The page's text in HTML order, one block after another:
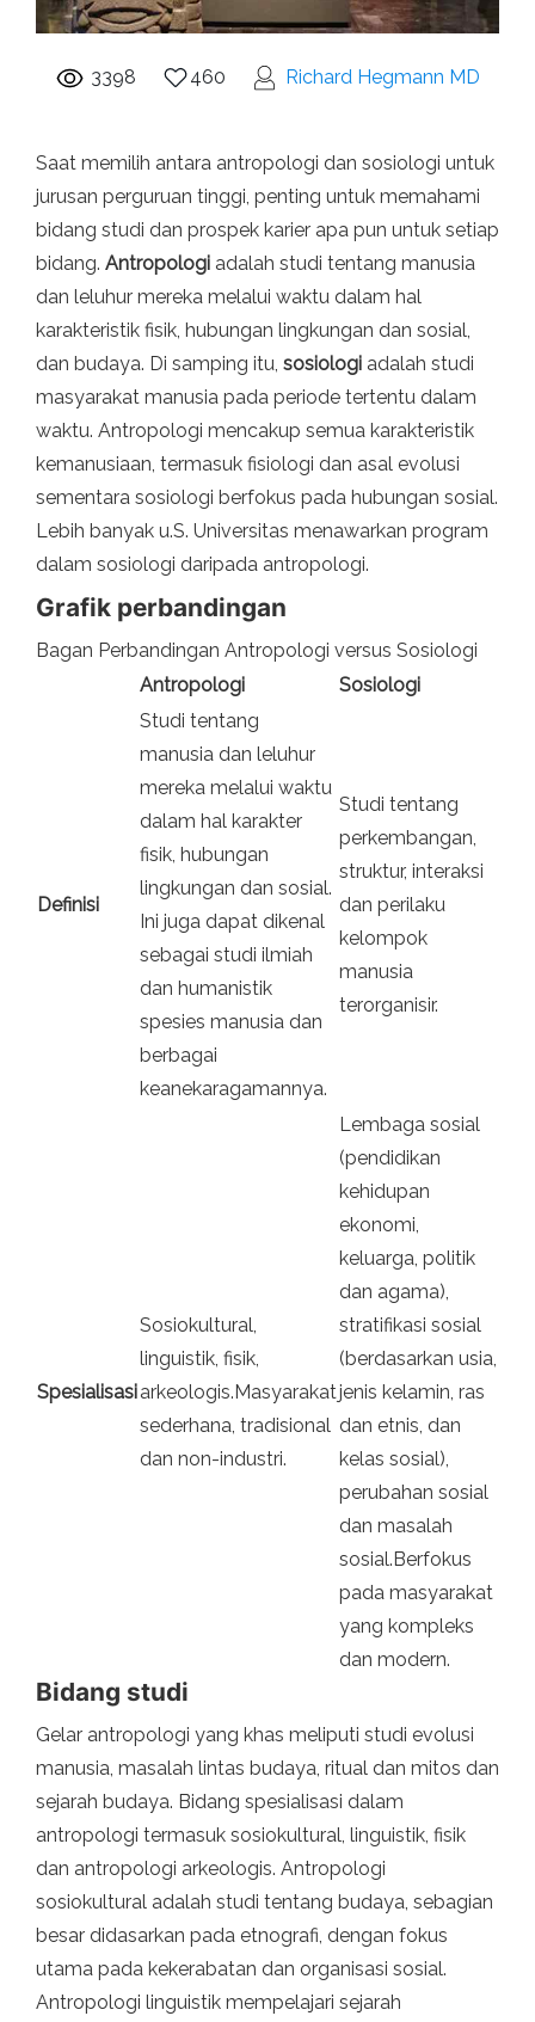
3398 460 Richard Hegmann MD
Saat memilih antara antropologi dan sosiologi untuk
jurusan perguruan tinggi, penting untuk memahami
bidang studi dan prospek karier apa pun untuk setiap
bidang. Antropologi adalah studi tentang manusia
dan leluhur mereka melalui waktu dalam hal
karakteristik fisik, hubungan lingkungan dan sosial,
dan budaya. Di samping itu, sosiologi adalah studi
masyarakat manusia pada periode tertentu dalam
waktu. Antropologi mencakup semua karakteristik
kemanusiaan, termasuk fisiologi dan asal evolusi
sementara sosiologi berfokus pada hubungan sosial.
Lebih banyak u.S. Universitas menawarkan program
dalam sosiologi daripada antropologi.
Grafik perbandingan
Bagan Perbandingan Antropologi versus Sosiologi
Antropologi
Sosiologi
Definisi
Studi tentang
manusia dan leluhur
mereka melalui waktu
dalam hal karakter
fisik, hubungan
lingkungan dan sosial.
Ini juga dapat dikenal
sebagai studi ilmiah
dan humanistik
spesies manusia dan
berbagai
keanekaragamannya.
Studi tentang
perkembangan,
struktur, interaksi
dan perilaku
kelompok
manusia
terorganisir.
Spesialisasi
Sosiokultural,
linguistik, fisik,
arkeologis.Masyarakat
sederhana, tradisional
dan non-industri.
Lembaga sosial
(pendidikan
kehidupan
ekonomi,
keluarga, politik
dan agama),
stratifikasi sosial
(berdasarkan usia,
jenis kelamin, ras
dan etnis, dan
kelas sosial),
perubahan sosial
dan masalah
sosial.Berfokus
pada masyarakat
yang kompleks
dan modern.
Bidang studi
Gelar antropologi yang khas meliputi studi evolusi
manusia, masalah lintas budaya, ritual dan mitos dan
sejarah budaya. Bidang spesialisasi dalam
antropologi termasuk sosiokultural, linguistik, fisik
dan antropologi arkeologis. Antropologi
sosiokultural adalah studi tentang budaya, sebagian
besar didasarkan pada etnografi, dengan fokus
utama pada kekerabatan dan organisasi sosial.
Antropologi linguistik mempelajari sejarah